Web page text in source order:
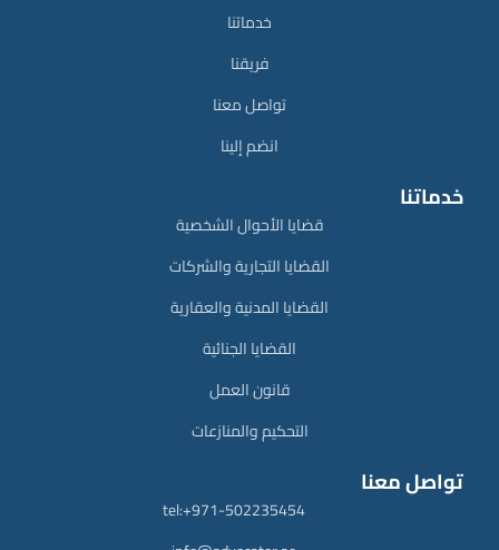
خدماتنا
فريقنا
تواصل معنا
انضم إلينا
خدماتنا
قضايا الأحوال الشخصية
القضايا التجارية والشركات
القضايا المدنية والعقارية
القضايا الجنائية
قانون العمل
التحكيم والمنازعات
تواصل معنا
tel:+971-502235454